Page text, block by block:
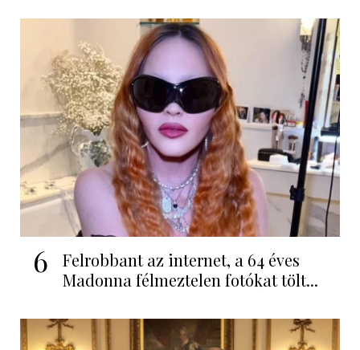
6
Felrobbant az internet, a 64 éves
Madonna félmeztelen fotókat tölt...